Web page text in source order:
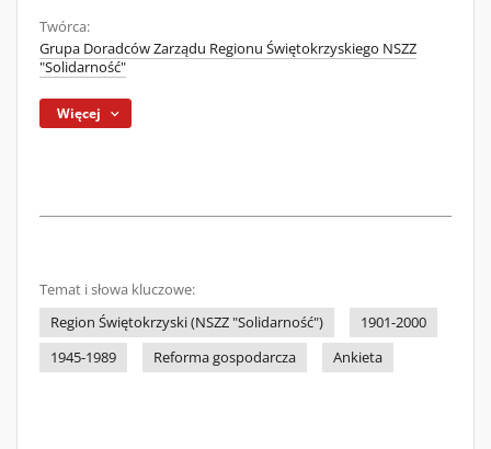
Twórca:
Grupa Doradców Zarządu Regionu Świętokrzyskiego NSZZ
"Solidarność"
Więcej
Temat i słowa kluczowe:
Region Świętokrzyski (NSZZ "Solidarność")
1901-2000
1945-1989
Reforma gospodarcza Ankieta